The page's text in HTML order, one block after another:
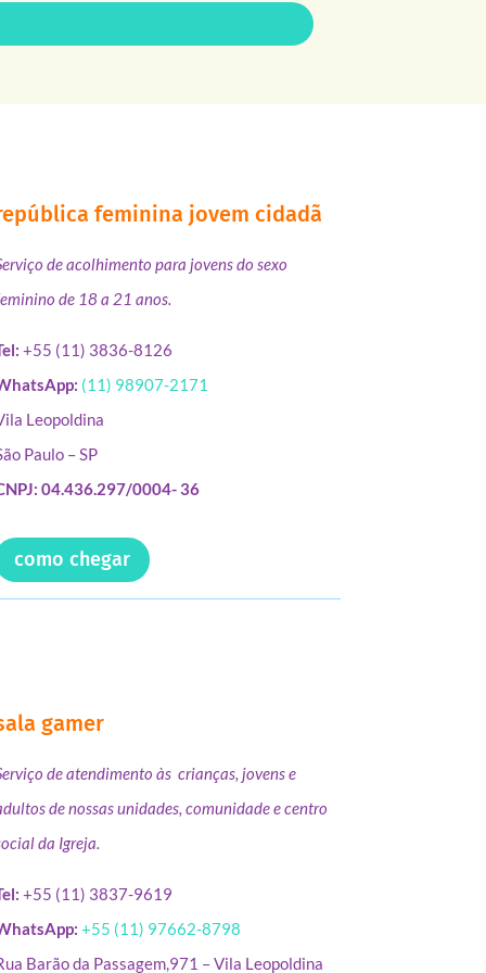
feminina jovem cidadã
de acolhimento para jovens do sexo
de 18 a 21 anos.
+55 (11) 3836-8126
(11) 98907-2171
Leopoldina
Paulo – SP
04.436.297/0004- 36
como chegar
gamer
de atendimento às crianças, jovens e
de nossas unidades, comunidade e centro
da Igreja.
+55 (11) 3837-9619
+55 (11) 97662-8798
Barão da Passagem,971 – Vila Leopoldina